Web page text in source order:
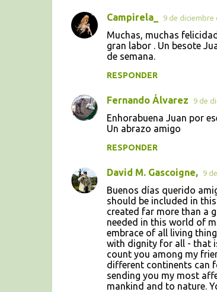
Campirela_ 9 de diciembre
Muchas, muchas
gran labor . Un besote
de semana.
RESPONDER
Fernando Álvarez 9 de
Enhorabuena Juan por
Un abrazo amigo
RESPONDER
David M. Gascoigne, 9
Buenos días querido
should be included in
created far more than a
needed in this world of
embrace of all living
with dignity for all - that
count you among my
different continents can
sending you my most
mankind and to nature.